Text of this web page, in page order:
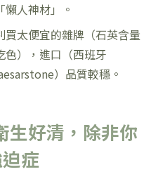
人神材」。
買太便宜的雜牌（石英含量
色），進口（西班牙
）品質較穩。
好清，除非你
症